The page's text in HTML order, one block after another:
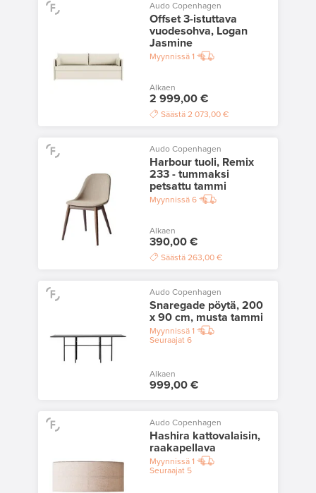
Audo Copenhagen
Offset 3-istuttava
vuodesohva, Logan
Jasmine
Myynnissä1
Alkaen
2 999,00 €
Säästä 2 073,00 €
Audo Copenhagen
Harbour tuoli, Remix
233 - tummaksi
petsattu tammi
Myynnissä6
Alkaen
390,00 €
Säästä 263,00 €
Audo Copenhagen
Snaregade pöytä, 200
x 90 cm, musta tammi
Myynnissä1
Seuraajat6
Alkaen
999,00 €
Audo Copenhagen
Hashira kattovalaisin,
raakapellava
Myynnissä1
Seuraajat5